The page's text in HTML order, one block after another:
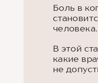
Боль в
человека.
В этой
какие
не